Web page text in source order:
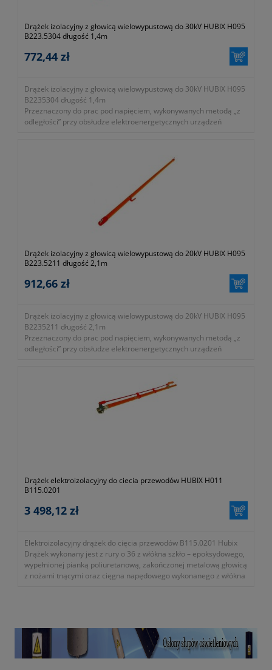
Drążek izolacyjny z głowicą wielowypustową do 30kV HUBIX H095
B223.5304 długość 1,4m
772,44 zł
Drążek izolacyjny z głowicą wielowypustową do 30kV HUBIX H095
B2235304 długość 1,4m
Przeznaczony do prac pod napięciem, wykonywanych metodą „z
odległości” przy obsłudze elektroenergetycznych urządzeń
- zgodność z normami EN 60832-1:2010
Drążek izolacyjny z głowicą wielowypustową do 20kV HUBIX H095
B223.5211 długość 2,1m
912,66 zł
Drążek izolacyjny z głowicą wielowypustową do 20kV HUBIX H095
B2235211 długość 2,1m
Przeznaczony do prac pod napięciem, wykonywanych metodą „z
odległości” przy obsłudze elektroenergetycznych urządzeń
- przeznaczony do prac pod napięciem do 20kV AC
- zgodność z normami EN 60832-1:2010
- symbol producenta: B223.5211
Drążek elektroizolacyjny do ciecia przewodów HUBIX H011
B115.0201
3 498,12 zł
Elektroizolacyjny drążek do cięcia przewodów B115.0201 Hubix
Drążek wykonany jest z rury o 36 z włókna szkło – epoksydowego,
wypełnionej pianką poliuretanową, zakończonej metalową głowicą
z nożami tnącymi oraz cięgna napędowego wykonanego z włókna